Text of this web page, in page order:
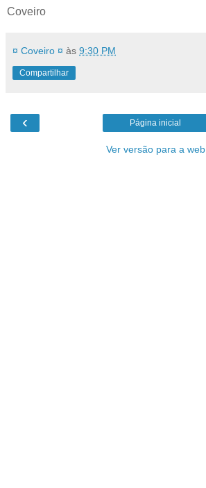
Coveiro
¤ Coveiro ¤ às 9:30 PM
Compartilhar
‹ Página inicial
Ver versão para a web